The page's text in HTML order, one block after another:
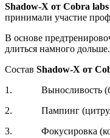
Shadow-X от Cobra labs
принимали участие
В основе
длиться намного дольше.
Состав Shadow-X от
1. Выносливость
2. Пампинг
3. Фокусировка